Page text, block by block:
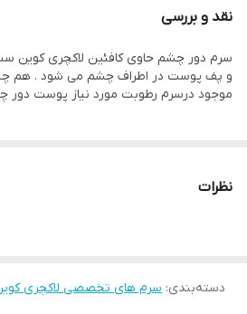
چشمی می باشد که برای بسیار از افراد آزار
کمکی به افزایش گردش خون زیر چشم می
و سیاهی دور چشم بسیار کاهش یابد.
مقدار کافی روی صورت قرار داده و
نقد و بررسی
سرم دور چشم حاوی کافئین لاکچری کوین
و پف پوست در اطراف چشم می شود . هم
موجود درسرم رطوبت مورد نیاز پوست دور
نظرات
دسته‌بندی: سرم های تخصصی لاکچری